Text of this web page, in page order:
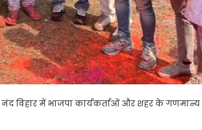
नंद विहार में भाजपा कार्यकर्ताओं और शहर के गणमान्य